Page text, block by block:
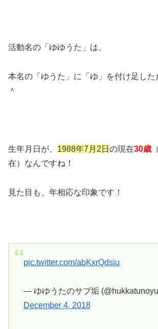
活動名の「ゆゆうた」は、
本名の「ゆうた」に「ゆ」を付け足した
＾
生年月日が、 1988年7月2日 の現在30歳
在）なんですね！
見た目も、年相応な印象です！
pic.twitter.com/abKxrQdsiu
— ゆゆうたのサブ垢
December 4, 2018